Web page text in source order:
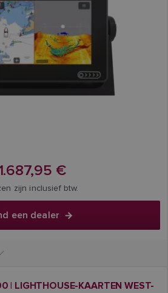
€
zijn inclusief btw.
een dealer
| LIGHTHOUSE-KAARTEN WEST-